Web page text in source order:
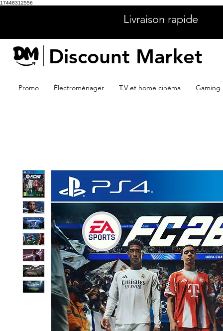
17448312556
Livraison rapide
Discount Market
Promo Électroménager T.V et home cinéma Gaming